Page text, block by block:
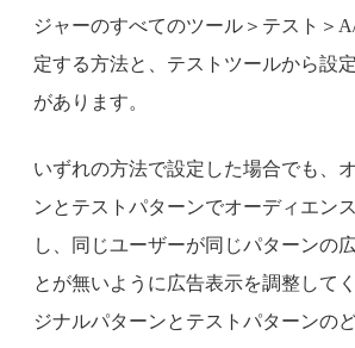
ジャーのすべてのツール＞テスト＞
定する方法と、テストツールから設
があります。
いずれの方法で設定した場合でも、
ンとテストパターンでオーディエン
し、同じユーザーが同じパターンの
とが無いように広告表示を調整して
ジナルパターンとテストパターンの